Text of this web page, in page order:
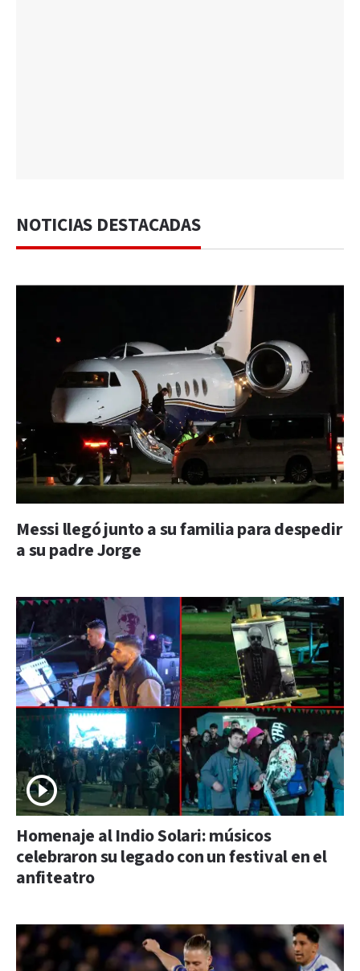
NOTICIAS DESTACADAS
Messi llegó junto a su familia para despedir
a su padre Jorge
Homenaje al Indio Solari: músicos
celebraron su legado con un festival en el
anfiteatro